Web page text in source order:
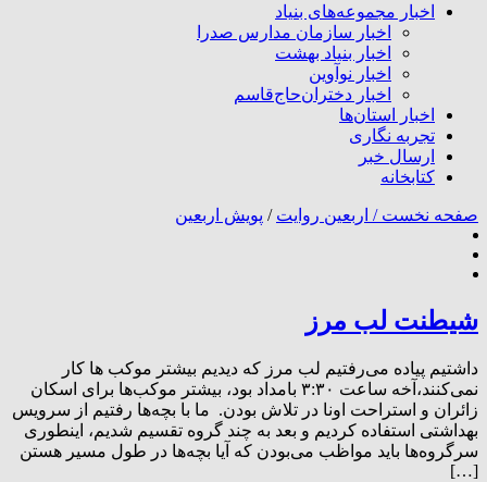
اخبار مجموعه‌های بنیاد
اخبار سازمان مدارس صدرا
اخبار بنیاد بهشت
اخبار نوآوین
اخبار دختران‌حاج‌قاسم
اخبار استان‌ها
تجربه نگاری
ارسال خبر
کتابخانه
صفحه نخست / اربعین روایت / پویش اربعین
شیطنت لب مرز
داشتیم پیاده می‌رفتیم لب مرز که دیدیم بیشتر موکب ها کار
نمی‌کنند،آخه ساعت ۳:۳۰ بامداد بود، بیشتر موکب‌ها برای اسکان
زائران و استراحت اونا در تلاش بودن. ما با بچه‌ها رفتیم از سرویس
بهداشتی استفاده کردیم و بعد به چند گروه تقسیم شدیم، اینطوری
سرگروه‌ها باید مواظب می‌بودن که آیا بچه‌ها در طول مسیر هستن
[…]